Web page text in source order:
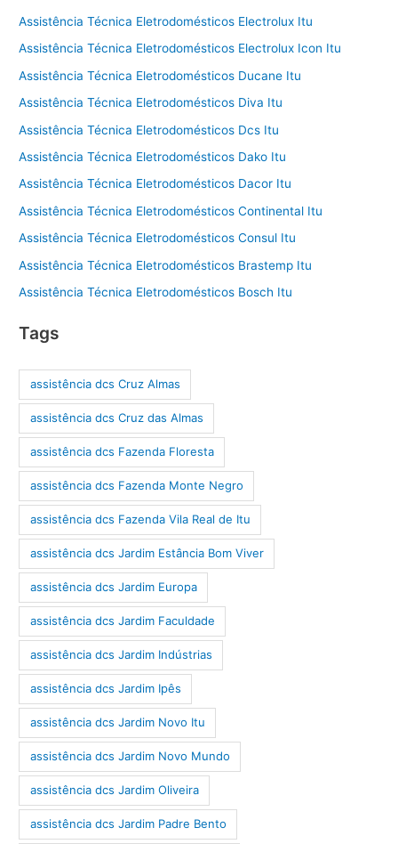
Assistência Técnica Eletrodomésticos Electrolux Itu
Assistência Técnica Eletrodomésticos Electrolux Icon Itu
Assistência Técnica Eletrodomésticos Ducane Itu
Assistência Técnica Eletrodomésticos Diva Itu
Assistência Técnica Eletrodomésticos Dcs Itu
Assistência Técnica Eletrodomésticos Dako Itu
Assistência Técnica Eletrodomésticos Dacor Itu
Assistência Técnica Eletrodomésticos Continental Itu
Assistência Técnica Eletrodomésticos Consul Itu
Assistência Técnica Eletrodomésticos Brastemp Itu
Assistência Técnica Eletrodomésticos Bosch Itu
Tags
assistência dcs Cruz Almas
assistência dcs Cruz das Almas
assistência dcs Fazenda Floresta
assistência dcs Fazenda Monte Negro
assistência dcs Fazenda Vila Real de Itu
assistência dcs Jardim Estância Bom Viver
assistência dcs Jardim Europa
assistência dcs Jardim Faculdade
assistência dcs Jardim Indústrias
assistência dcs Jardim Ipês
assistência dcs Jardim Novo Itu
assistência dcs Jardim Novo Mundo
assistência dcs Jardim Oliveira
assistência dcs Jardim Padre Bento